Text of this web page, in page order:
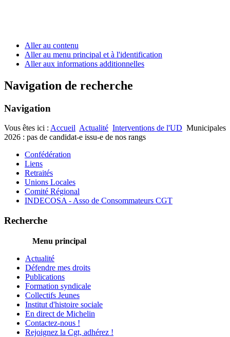
Aller au contenu
Aller au menu principal et à l'identification
Aller aux informations additionnelles
Navigation de recherche
Navigation
Vous êtes ici : Accueil Actualité Interventions de l'UD Municipales
2026 : pas de candidat-e issu-e de nos rangs
Confédération
Liens
Retraités
Unions Locales
Comité Régional
INDECOSA - Asso de Consommateurs CGT
Recherche
Menu principal
Actualité
Défendre mes droits
Publications
Formation syndicale
Collectifs Jeunes
Institut d'histoire sociale
En direct de Michelin
Contactez-nous !
Rejoignez la Cgt, adhérez !